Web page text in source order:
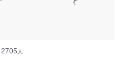
2705 人